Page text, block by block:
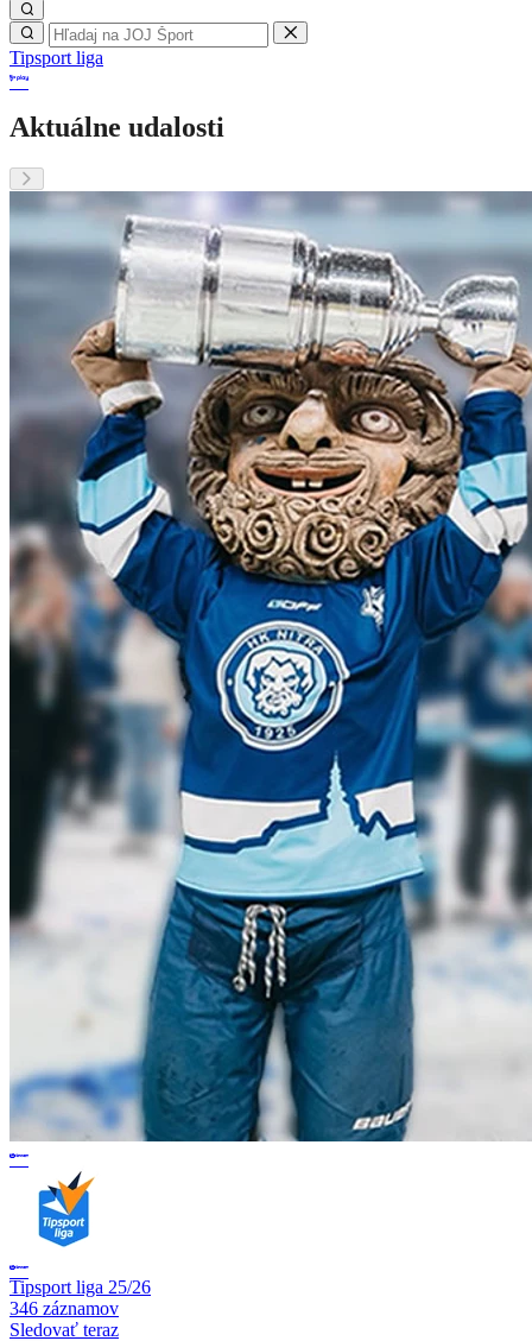
Tipsport liga
Aktuálne udalosti
Tipsport liga 25/26
346 záznamov
Sledovať teraz